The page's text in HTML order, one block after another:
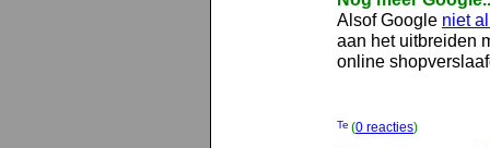
Alsof Google niet
aan het uitbreiden
online
(0 reacties)